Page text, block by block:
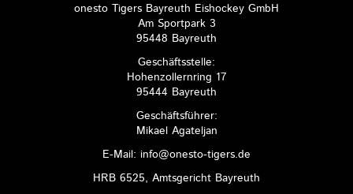
onesto Tigers Bayreuth Eishockey GmbH
Am Sportpark 3
95448 Bayreuth
Geschäftsstelle:
Hohenzollernring 17
95444 Bayreuth
Geschäftsführer:
Mikael Agateljan
E-Mail: info@onesto-tigers.de
HRB 6525, Amtsgericht Bayreuth